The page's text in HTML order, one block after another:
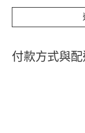
付款方式與